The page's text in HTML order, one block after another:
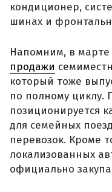
кондиционер,
шинах и
Напомним, в марте
продажи
который тоже
по полному циклу.
позиционируется
для семейных
перевозок. Кроме
локализованных
официально